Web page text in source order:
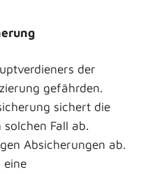
der
gefährden.
sichert die
Fall ab.
Absicherungen ab.
eine